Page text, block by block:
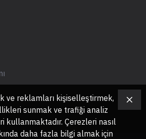
ve reklamları kişiselleştirmek,
sunmak ve trafiği analiz
kullanmaktadır. Çerezleri nasıl
daha fazla bilgi almak için